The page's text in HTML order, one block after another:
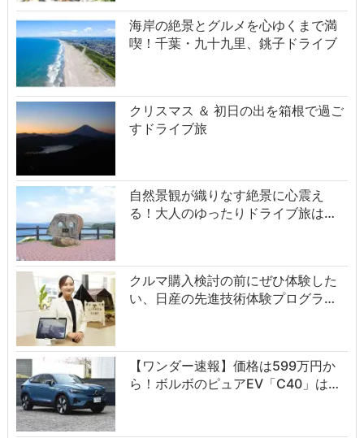
海岸の絶景とグルメを心ゆくまで満
喫！千葉・九十九里、銚子ドライブ
クリスマス ＆ 初日の出を箱根で過ご
すドライブ旅
自然景観が織りなす絶景に心震え
る！大人のゆったりドライブ旅は…
クルマ購入検討の前にぜひ体験した
い、日産の先進技術体験プログラ…
【ワンダー速報】価格は599万円か
ら！ボルボのピュアEV「C40」は…